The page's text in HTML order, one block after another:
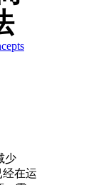
少
经在运